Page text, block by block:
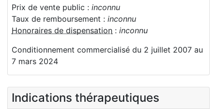
Prix de vente public : inconnu
Taux de remboursement : inconnu
Honoraires de dispensation : inconnu
Conditionnement commercialisé du 2 juillet 2007 au
7 mars 2024
Indications thérapeutiques